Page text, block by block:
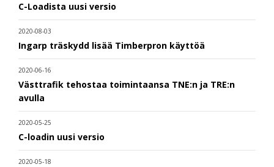
C-Loadista uusi versio
2020-08-03
Ingarp träskydd lisää Timberpron käyttöä
2020-06-16
Västtrafik tehostaa toimintaansa TNE:n ja TRE:n
avulla
2020-05-25
C-loadin uusi versio
2020-05-18